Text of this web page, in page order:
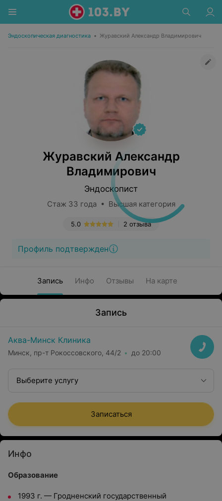
Эндоскопическая диагностика • Журавский Александр Владимирович
Журавский Александр
Владимирович
Эндоскопист
Стаж 33 года • Высшая категория
2 отзыва
5.0
Профиль подтвержден
Запись Инфо Отзывы На карте
Запись
Аква-Минск Клиника
Минск, пр-т Рокоссовского, 44/2 до 20:00
Выберите услугу
Записаться
Инфо
Образование
1993 г. — Гродненский государственный